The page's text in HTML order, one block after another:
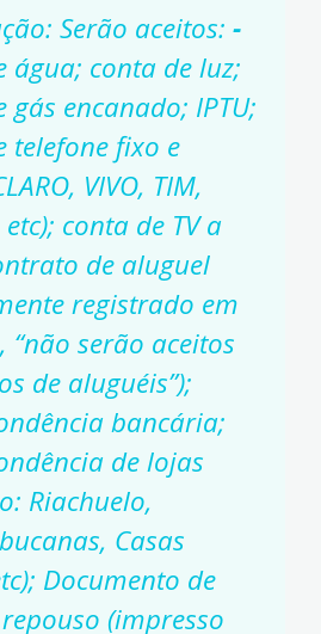
Serão aceitos:-
água; conta de luz;
gás encanado; IPTU;
telefone fixo e
VIVO, TIM,
etc); conta de TV a
de aluguel
registrado em
“não serão aceitos
de aluguéis”);
bancária;
de lojas
Riachuelo,
Casas
Documento de
(impresso